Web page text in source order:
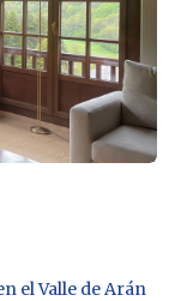
el Valle de Arán